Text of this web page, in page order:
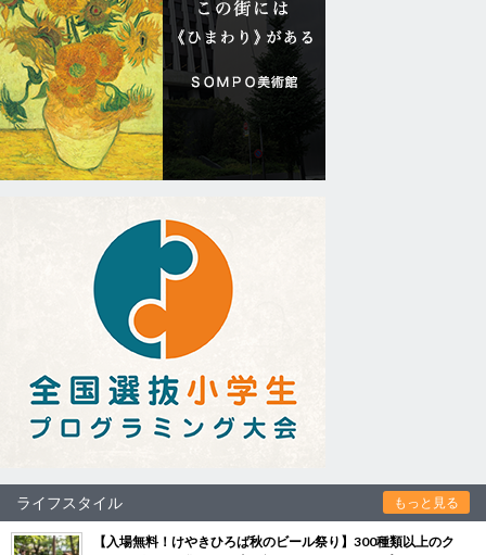
ライフスタイル もっと見る
【入場無料！けやきひろば秋のビール祭り】300種類以上のク